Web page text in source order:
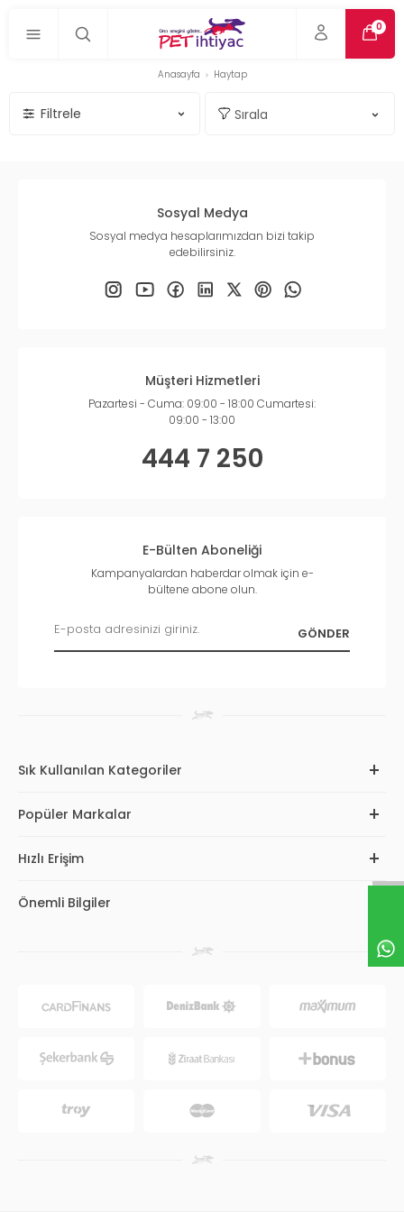
0
Anasayfa Haytap
Filtrele
Sosyal Medya
Sosyal medya hesaplarımızdan bizi takip
edebilirsiniz.
Müşteri Hizmetleri
Pazartesi - Cuma: 09:00 - 18:00 Cumartesi:
09:00 - 13:00
444 7 250
E-Bülten Aboneliği
Kampanyalardan haberdar olmak için e-
bültene abone olun.
Sık Kullanılan Kategoriler
Popüler Markalar
Hızlı Erişim
Önemli Bilgiler